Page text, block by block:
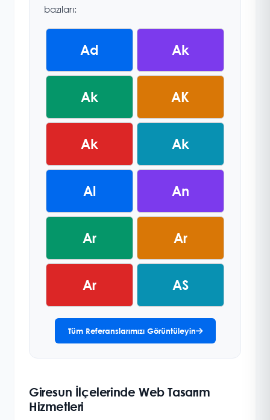
bazıları:
Ad Ak
Ak AK
Ak Ak
Al An
Ar Ar
Ar AS
Tüm Referanslarımızı Görüntüleyin
Giresun İlçelerinde Web Tasarım
Hizmetleri